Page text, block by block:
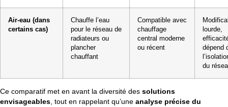
Air-eau (dans
certains cas)
Chauffe l’eau
pour le réseau de
radiateurs ou
plancher
chauffant
Compatible avec
chauffage
central moderne
ou récent
lourde,
dépend
du
Ce comparatif met en avant la diversité des solutions
envisageables, tout en rappelant qu’une analyse précise du